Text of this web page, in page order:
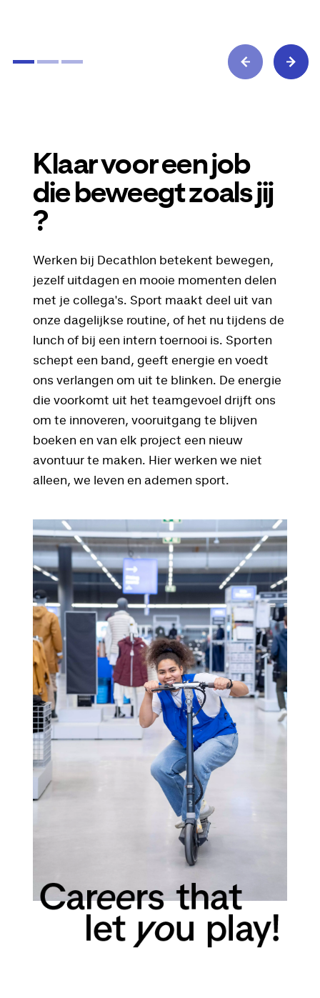
Klaar voor een job
die beweegt zoals jij
?
Werken bij Decathlon betekent bewegen,
jezelf uitdagen en mooie momenten delen
met je collega's. Sport maakt deel uit van
onze dagelijkse routine, of het nu tijdens de
lunch of bij een intern toernooi is. Sporten
schept een band, geeft energie en voedt
ons verlangen om uit te blinken. De energie
die voorkomt uit het teamgevoel drijft ons
om te innoveren, vooruitgang te blijven
boeken en van elk project een nieuw
avontuur te maken. Hier werken we niet
alleen, we leven en ademen sport.